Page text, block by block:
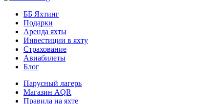
ББ Яхтинг
Подарки
Аренда яхты
Инвестиции в яхту
Страхование
Авиабилеты
Блог
Парусный лагерь
Магазин AQR
Правила на яхте